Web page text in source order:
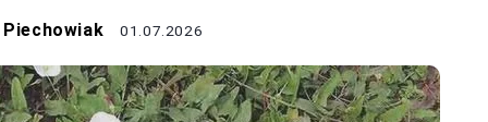
01.07.2026